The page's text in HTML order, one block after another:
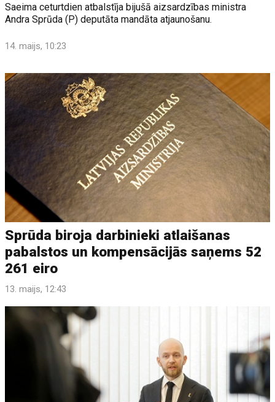
Saeima ceturtdien atbalstīja bijušā aizsardzības ministra
Andra Sprūda (P) deputāta mandāta atjaunošanu.
14. maijs, 10:23
Sprūda biroja darbinieki atlaišanas
pabalstos un kompensācijās saņems 52
261 eiro
13. maijs, 12:43